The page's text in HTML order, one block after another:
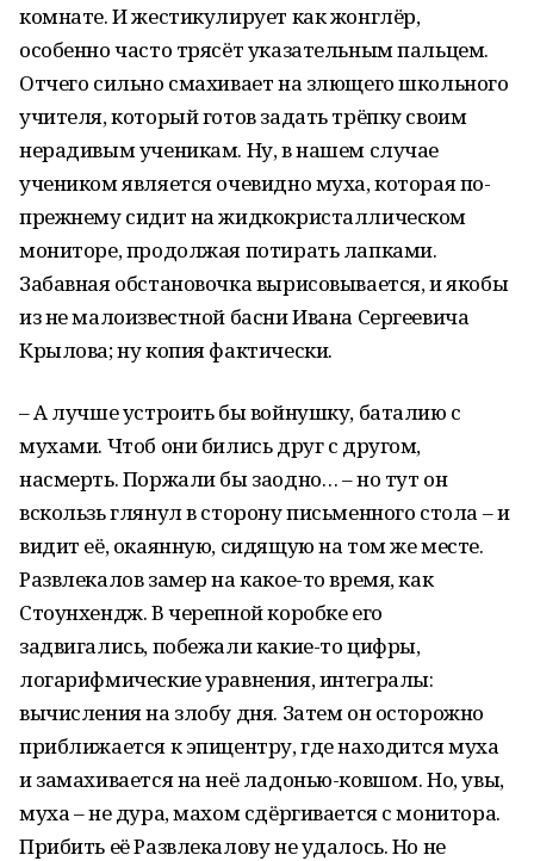
комнате. И жестикулирует как жонглёр,
особенно часто трясёт указательным пальцем.
Отчего сильно смахивает на злющего школьного
учителя, который готов задать трёпку своим
нерадивым ученикам. Ну, в нашем случае
учеником является очевидно муха, которая по-
прежнему сидит на жидкокристаллическом
мониторе, продолжая потирать лапками.
Забавная обстановочка вырисовывается, и якобы
из не малоизвестной басни Ивана Сергеевича
Крылова; ну копия фактически.
– А лучше устроить бы войнушку, баталию с
мухами. Чтоб они бились друг с другом,
насмерть. Поржали бы заодно… – но тут он
вскользь глянул в сторону письменного стола – и
видит её, окаянную, сидящую на том же месте.
Развлекалов замер на какое-то время, как
Стоунхендж. В черепной коробке его
задвигались, побежали какие-то цифры,
логарифмические уравнения, интегралы:
вычисления на злобу дня. Затем он осторожно
приближается к эпицентру, где находится муха
и замахивается на неё ладонью-ковшом. Но, увы,
муха – не дура, махом сдёргивается с монитора.
Прибить её Развлекалову не удалось. Но не